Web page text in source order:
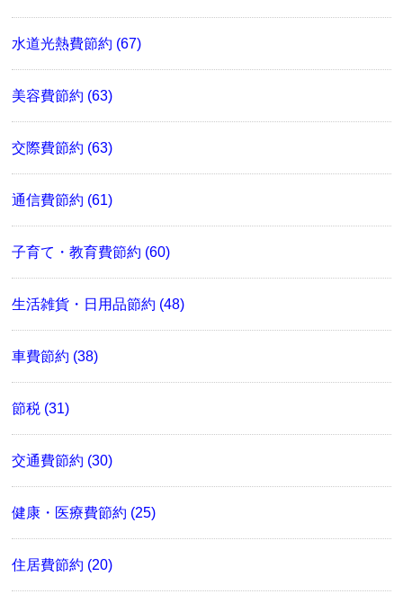
水道光熱費節約 (67)
美容費節約 (63)
交際費節約 (63)
通信費節約 (61)
子育て・教育費節約 (60)
生活雑貨・日用品節約 (48)
車費節約 (38)
節税 (31)
交通費節約 (30)
健康・医療費節約 (25)
住居費節約 (20)